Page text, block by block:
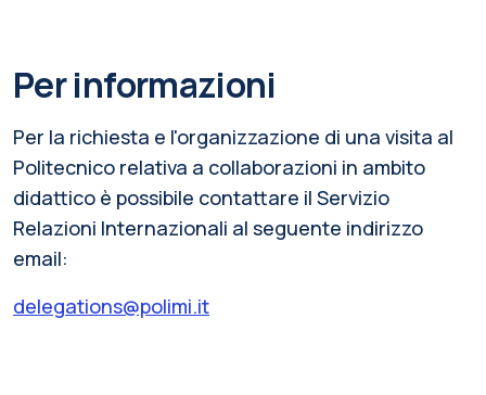
Per informazioni
Per la richiesta e l'organizzazione di una visita al
Politecnico relativa a collaborazioni in ambito
didattico è possibile contattare il Servizio
Relazioni Internazionali al seguente indirizzo
email:
delegations@polimi.it